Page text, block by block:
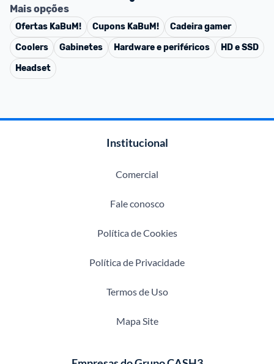
Mais opções
Ofertas KaBuM! Cupons KaBuM!
Cadeira gamer
Coolers
Gabinetes Hardware e periféricos
HD e SSD
Headset
Institucional
Comercial
Fale conosco
Política de Cookies
Política de Privacidade
Termos de Uso
Mapa Site